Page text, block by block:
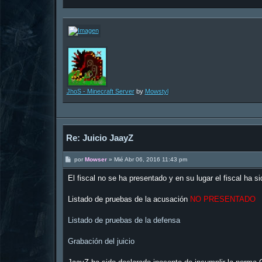
JhoS - Minecraft Serverby Mowstyl
Re: Juicio JaayZ
M
s
e
por Mowser» Mié Abr 06, 2016 11:43 pm
El fiscal no se ha presentado y en su lugar el fiscal ha
Listado de pruebas de la acusación NO PRESENTADO
Listado de pruebas de la defensa
Grabación del juicio